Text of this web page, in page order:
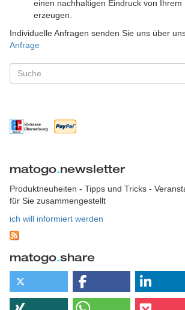
einen nachhaltigen Eindruck von Ihrem
erzeugen.
Individuelle Anfragen senden Sie uns über
Anfrage
Suchformular
matogo.newsletter
Produktneuheiten - Tipps und Tricks -
für Sie zusammengestellt
ich will informiert werden
matogo.share